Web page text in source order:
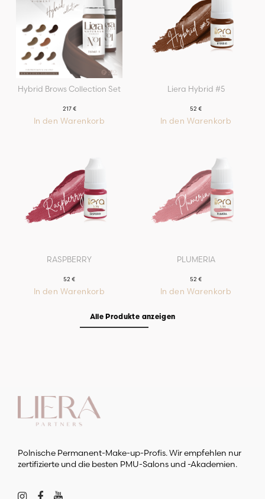
Hybrid Brows Collection Set
217€
In den Warenkorb
Liera Hybrid #5
52 €
In den Warenkorb
RASPBERRY
52 €
In den Warenkorb
PLUMERIA
52 €
In den Warenkorb
Alle Produkte anzeigen
Polnische Permanent-Make-up-Profis. Wir empfehlen nur
zertifizierte und die besten PMU-Salons und -Akademien.